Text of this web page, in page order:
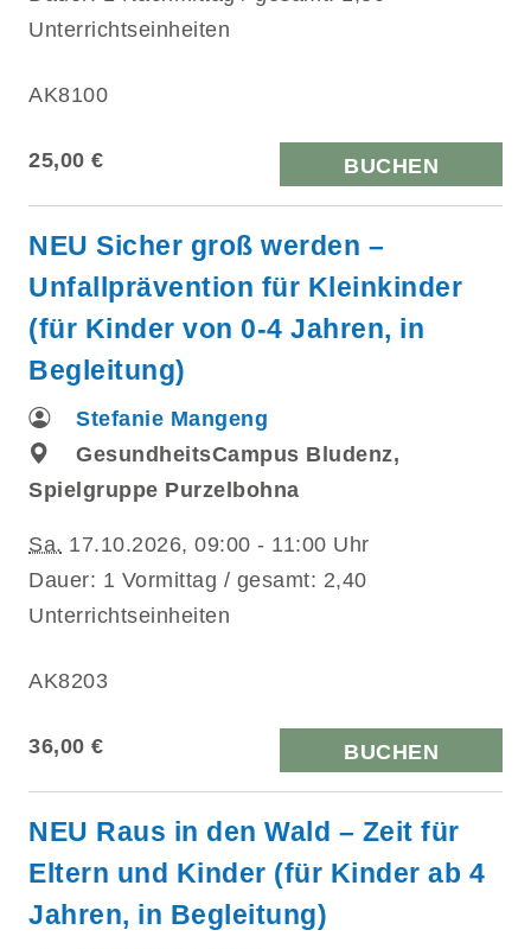
Unterrichtseinheiten
AK8100
25,00 € BUCHEN
NEU Sicher groß werden –
Unfallprävention für Kleinkinder
(für Kinder von 0-4 Jahren, in
Begleitung)
Stefanie Mangeng
GesundheitsCampus Bludenz,
Spielgruppe Purzelbohna
Sa. 17.10.2026, 09:00 - 11:00 Uhr
Dauer: 1 Vormittag / gesamt: 2,40
Unterrichtseinheiten
AK8203
36,00 € BUCHEN
NEU Raus in den Wald – Zeit für
Eltern und Kinder (für Kinder ab 4
Jahren, in Begleitung)